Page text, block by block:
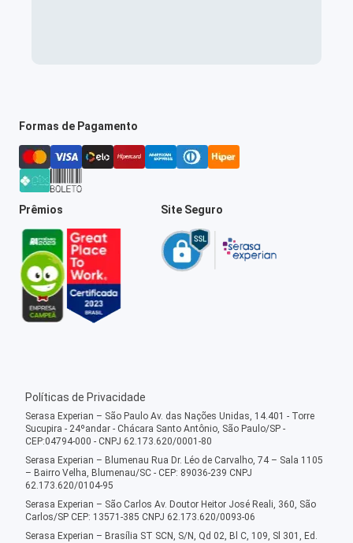
Formas de Pagamento
Prêmios Site Seguro
Políticas de Privacidade
Serasa Experian – São Paulo Av. das Nações Unidas, 14.401 - Torre
Sucupira - 24ºandar - Chácara Santo Antônio, São Paulo/SP -
CEP:04794-000 - CNPJ 62.173.620/0001-80
Serasa Experian – Blumenau Rua Dr. Léo de Carvalho, 74 – Sala 1105
– Bairro Velha, Blumenau/SC - CEP: 89036-239 CNPJ
62.173.620/0104-95
Serasa Experian – São Carlos Av. Doutor Heitor José Reali, 360, São
Carlos/SP CEP: 13571-385 CNPJ 62.173.620/0093-06
Serasa Experian – Brasília ST SCN, S/N, Qd 02, Bl C, 109, Sl 301, Ed.